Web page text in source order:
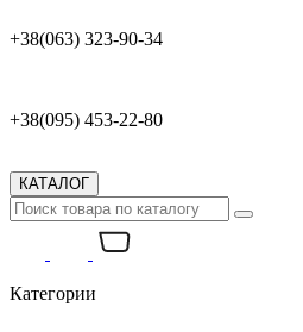
+38(063) 323-90-34
+38(095) 453-22-80
КАТАЛОГ
Категории